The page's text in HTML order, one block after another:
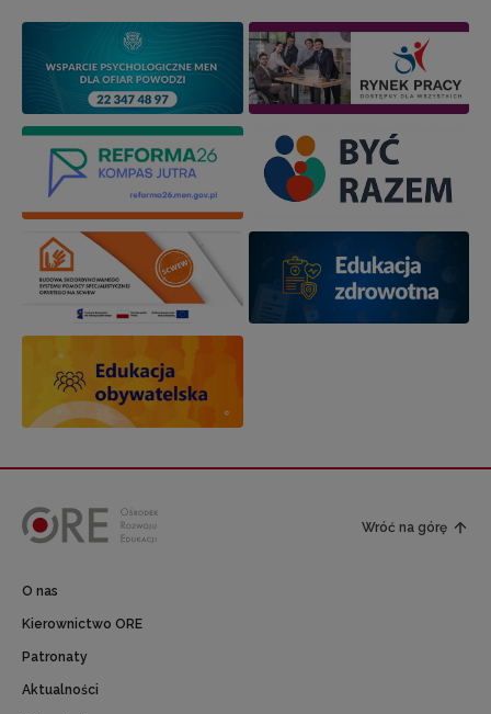
Wróć na górę
O nas
Kierownictwo ORE
Patronaty
Aktualności